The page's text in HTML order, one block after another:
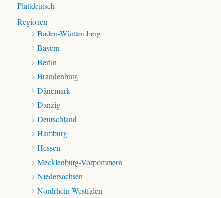
Plattdeutsch
Regionen
Baden-Württemberg
Bayern
Berlin
Brandenburg
Dänemark
Danzig
Deutschland
Hamburg
Hessen
Mecklenburg-Vorpommern
Niedersachsen
Nordrhein-Westfalen